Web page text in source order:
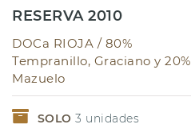
RESERVA 2010
DOCa RIOJA / 80%
Tempranillo, Graciano y 20%
Mazuelo
SOLO 3 unidades